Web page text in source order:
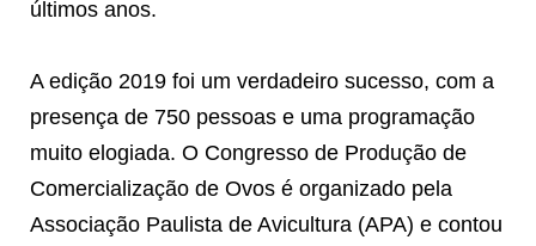
últimos anos.
A edição 2019 foi um verdadeiro sucesso, com a
presença de 750 pessoas e uma programação
muito elogiada. O Congresso de Produção de
Comercialização de Ovos é organizado pela
Associação Paulista de Avicultura (APA) e contou